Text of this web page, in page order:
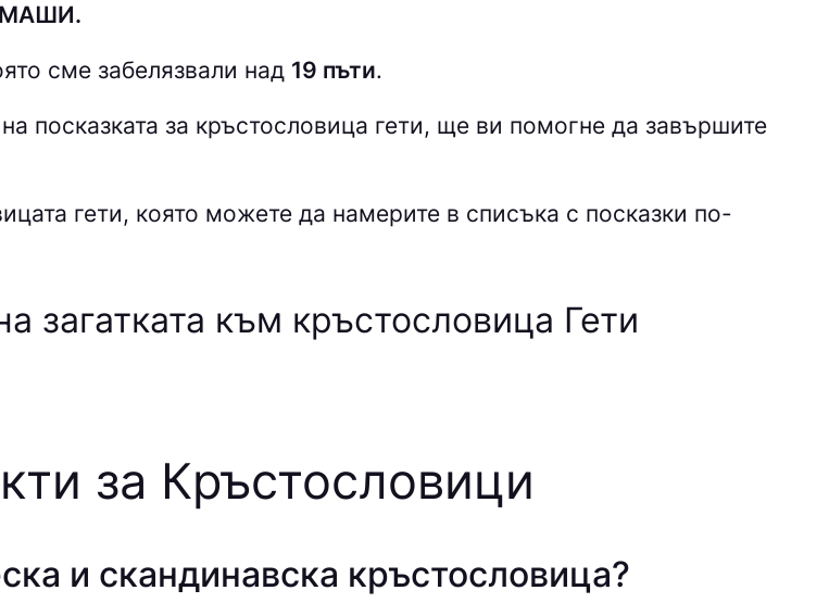
сме забелязвали над 19 пъти.
посказката за кръстословица гети, ще ви помогне да завършите
гети, която можете да намерите в списъка с посказки по-
загатката към кръстословица Гети
за Кръстословици
и скандинавска кръстословица?